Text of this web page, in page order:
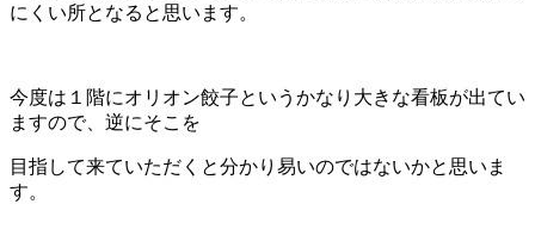
にくい所となると思います。
今度は１階にオリオン餃子というかなり大きな看板が出てい
ますので、逆にそこを
目指して来ていただくと分かり易いのではないかと思いま
す。